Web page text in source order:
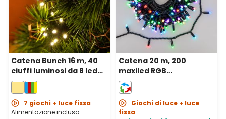
Catena Bunch 16 m, 40
ciuffi luminosi da 8 led
bianco caldo, cavo
verde
7 giochi + luce fissa
Alimentazione inclusa
Catena 20 m, 200
maxiled RGB
cambiacolore, cavo
nero, prolungabile, IP67
Giochi di luce + luce
fissa